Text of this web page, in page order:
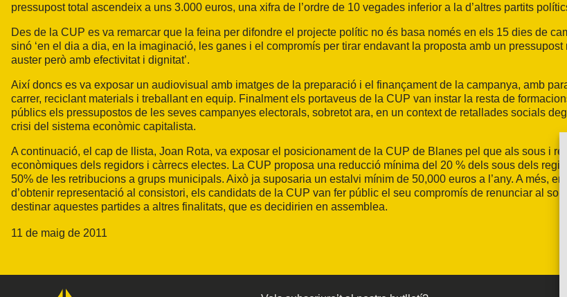
pressupost total ascendeix a uns 3.000 euros, una xifra de l’ordre de 10 vegades inferior a la d’altres partits
Des de la CUP es va remarcar que la feina per difondre el projecte polític no és basa només en els 15 dies de
sinó ‘en el dia a dia, en la imaginació, les ganes i el compromís per tirar endavant la proposta amb un pressupost
auster però amb efectivitat i dignitat’.
Així doncs es va exposar un audiovisual amb imatges de la preparació i el finançament de la campanya, amb
carrer, reciclant materials i treballant en equip. Finalment els portaveus de la CUP van instar la resta de
públics els pressupostos de les seves campanyes electorals, sobretot ara, en un context de retallades socials
crisi del sistema econòmic capitalista.
A continuació, el cap de llista, Joan Rota, va exposar el posicionament de la CUP de Blanes pel que als sous i
econòmiques dels regidors i càrrecs electes. La CUP proposa una reducció mínima del 20 % dels sous dels
50% de les retribucions a grups municipals. Això ja suposaria un estalvi mínim de 50,000 euros a l’any. A més, en
d’obtenir representació al consistori, els candidats de la CUP van fer públic el seu compromís de renunciar al
destinar aquestes partides a altres finalitats, que es decidirien en assemblea.
11 de maig de 2011